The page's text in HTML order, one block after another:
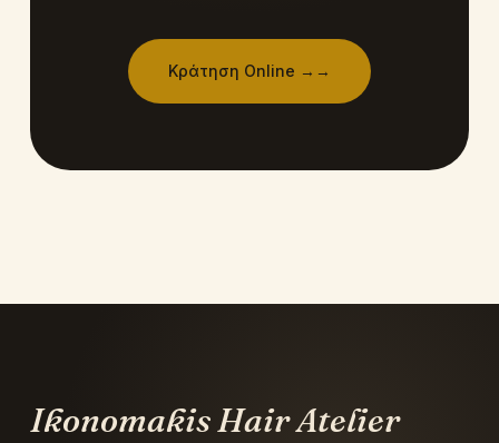
Κράτηση Online → →
Ikonomakis Hair Atelier